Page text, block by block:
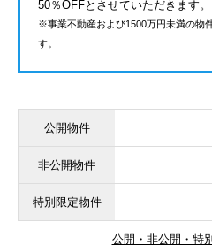
50％OFFとさせていただきます。
※事業不動産および1500万円未満の物
す。
公開物件
非公開物件
特別限定物件
公開・非公開・特